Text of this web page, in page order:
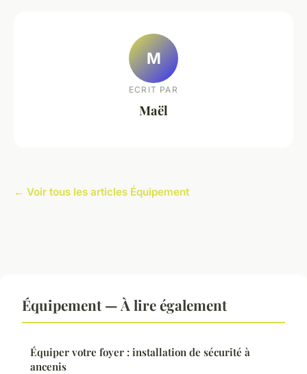
M
ECRIT PAR
Maël
← Voir tous les articles Équipement
Équipement — À lire également
Équiper votre foyer : installation de sécurité à
ancenis